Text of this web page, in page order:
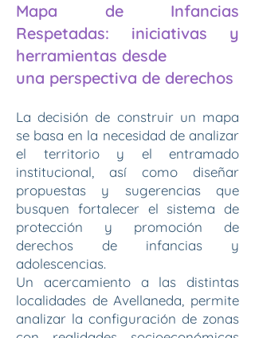
Mapa de Infancias
Respetadas: iniciativas y
herramientas desde
una perspectiva de derechos
La decisión de construir un mapa
se basa en la necesidad de analizar
el territorio y el entramado
institucional, así como diseñar
propuestas y sugerencias que
busquen fortalecer el sistema de
protección y promoción de
derechos de infancias y
adolescencias.
Un acercamiento a las distintas
localidades de Avellaneda, permite
analizar la configuración de zonas